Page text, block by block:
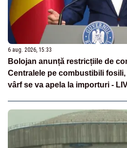
6 aug. 2026, 15:33
Bolojan anunță restricțiile de
Centralele pe combustibili
vârf se va apela la importuri -